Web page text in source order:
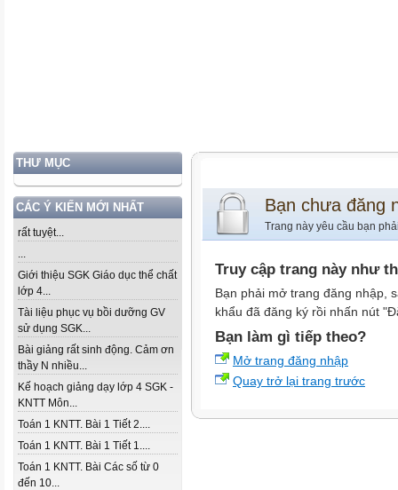
THƯ MỤC
CÁC Ý KIẾN MỚI NHẤT
rất tuyệt...
...
Giới thiệu SGK Giáo dục thể chất
lớp 4...
Tài liệu phục vụ bồi dưỡng GV
sử dụng SGK...
Bài giảng rất sinh động. Cảm ơn
thầy N nhiều...
Kế hoạch giảng dạy lớp 4 SGK -
KNTT Môn...
Toán 1 KNTT. Bài 1 Tiết 2....
Toán 1 KNTT. Bài 1 Tiết 1....
Toán 1 KNTT. Bài Các số từ 0
đến 10...
Bạn chưa đăng
Trang này yêu cầu bạn
Truy cập trang này như
Bạn phải mở trang đăng nhập,
khẩu đã đăng ký rồi nhấn nút
Bạn làm gì tiếp theo?
Mở trang đăng nhập
Quay trở lại trang trước